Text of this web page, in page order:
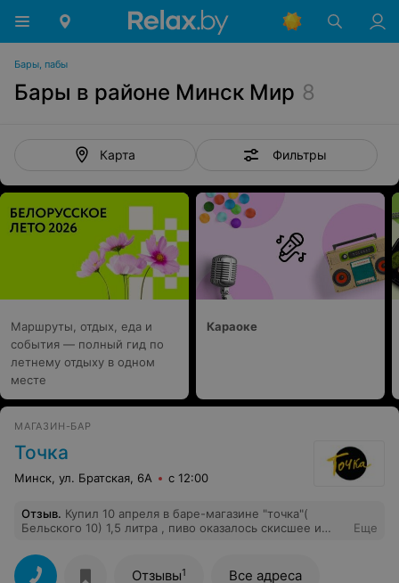
Бары, пабы
Бары в районе Минск Мир 8
Карта Фильтры
Маршруты, отдых, еда и
события — полный гид по
летнему отдыху в одном
месте
Караоке
МАГАЗИН-БАР
Точка
Минск, ул. Братская, 6А с 12:00
Отзыв. Купил 10 апреля в баре-магазине "точка"(
Бельского 10) 1,5 литра , пиво оказалось скисшее и
возражение что этим пивом можно как минимум
получить расстройство жкт, предложил мне таблетку
Еще
Отзывы1 Все адреса